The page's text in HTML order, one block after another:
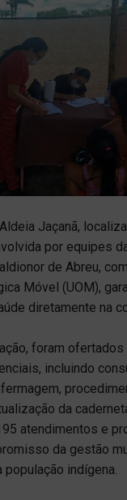
Jaçanã,
por equipes
de Abreu,
Móvel (UOM),
diretamente na
foram
incluindo
da
atendimentos e
da gestão
população indígena.